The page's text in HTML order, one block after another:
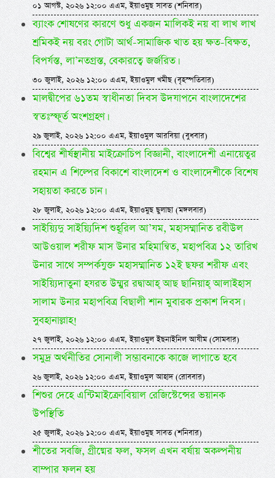
০১ আগস্ট, ২০২৬ ১২:০০ এএম, ইয়াওমুছ সাবত (শনিবার)
ব্যাংক শোষণের কারণে শুধু একজন মালিকই নয় বা লাখ লাখ
শ্রমিকই নয় বরং গোটা আর্থ-সামাজিক খাত হয় ক্ষত-বিক্ষত,
বিপর্যস্ত, লা’নতগ্রস্ত, বেকারত্বে জর্জরিত।
৩০ জুলাই, ২০২৬ ১২:০০ এএম, ইয়াওমুল খমীছ (বৃহস্পতিবার)
মালদ্বীপের ৬১তম স্বাধীনতা দিবস উদযাপনে বাংলাদেশের
স্বতঃস্ফূর্ত অংশগ্রহণ।
২৯ জুলাই, ২০২৬ ১২:০০ এএম, ইয়াওমুল আরবিয়া (বুধবার)
বিশ্বের শীর্ষস্থানীয় মাইক্রোচিপ বিজ্ঞানী, বাংলাদেশী এনায়েতুর
রহমান এ শিল্পের বিকাশে বাংলাদেশ ও বাংলাদেশীকে বিশেষ
সহায়তা করতে চান।
২৮ জুলাই, ২০২৬ ১২:০০ এএম, ইয়াওমুছ ছুলাছা (মঙ্গলবার)
সাইয়্যিদু সাইয়্যিদিশ শুহূরিল আ’যম, মহাসম্মানিত রবীউল
আউওয়াল শরীফ মাস উনার মহিমান্বিত, মহাপবিত্র ১২ তারিখ
উনার সাথে সম্পর্কযুক্ত মহাসম্মানিত ১২ই ছফর শরীফ এবং
সাইয়্যিদাতুনা হযরত উম্মুর রদ্বাআহ্ আছ ছানিয়াহ্ আলাইহাস
সালাম উনার মহাপবিত্র বিছালী শান মুবারক প্রকাশ দিবস।
সুবহানাল্লাহ!
২৭ জুলাই, ২০২৬ ১২:০০ এএম, ইয়াওমুল ইছনাইনিল আযীম (সোমবার)
সমুদ্র অর্থনীতির সোনালী সম্ভাবনাকে কাজে লাগাতে হবে
২৬ জুলাই, ২০২৬ ১২:০০ এএম, ইয়াওমুল আহাদ (রোববার)
শিশুর দেহে এন্টিমাইক্রোবিয়াল রেজিস্টেন্সের ভয়ানক
উপস্থিতি
২৫ জুলাই, ২০২৬ ১২:০০ এএম, ইয়াওমুছ সাবত (শনিবার)
শীতের সবজি, গ্রীষ্মের ফল, ফসল এখন বর্ষায় অকল্পনীয়
বাম্পার ফলন হয়